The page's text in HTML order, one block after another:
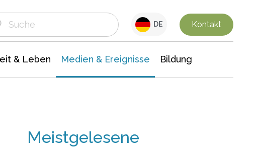
DE Kontakt
& Leben Medien & Ereignisse Bildung
Meistgelesene